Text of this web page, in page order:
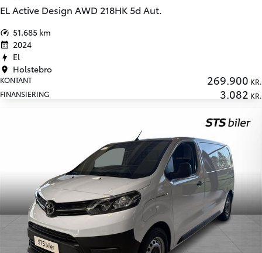
EL Active Design AWD 218HK 5d Aut.
51.685 km
2024
El
Holstebro
KONTANT 269.900 KR.
FINANSIERING
3.082 KR.